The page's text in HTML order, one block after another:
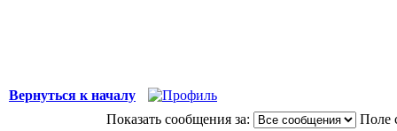
Вернуться к началу
Показать сообщения за:
Поле